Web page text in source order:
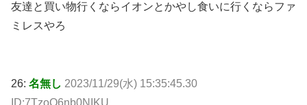
友達と買い物行くならイオンとかやし食いに行くならファ
ミレスやろ
26: 名無し 2023/11/29(水) 15:35:45.30
ID:7TzoO6nb0NIKU